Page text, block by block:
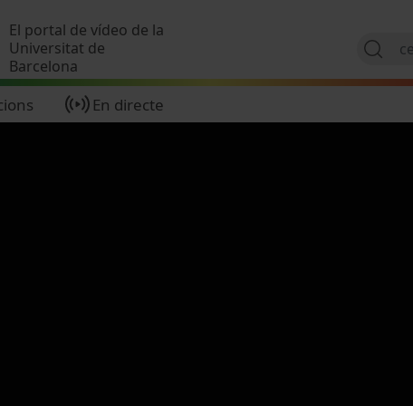
El portal de vídeo de la
Universitat de
Barcelona
En directe